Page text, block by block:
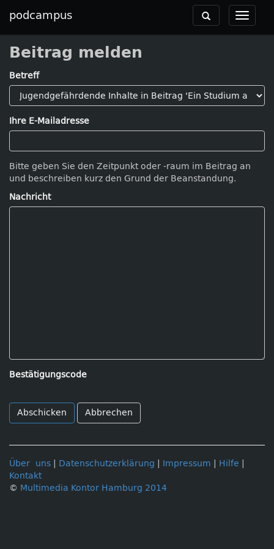
podcampus
Toggle
Toggle
navigation
Beitrag melden
Betreff
Ihre E-Mailadresse
Bitte geben Sie den Zeitpunkt oder -raum im Beitrag an
und beschreiben kurz den Grund der Beanstandung.
Nachricht
Bestätigungscode
Abbrechen
Über uns Datenschutzerklärung Impressum Hilfe
Kontakt
© Multimedia Kontor Hamburg 2014